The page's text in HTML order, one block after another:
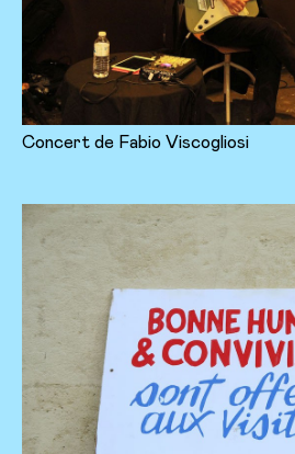
Concert de Fabio Viscogliosi